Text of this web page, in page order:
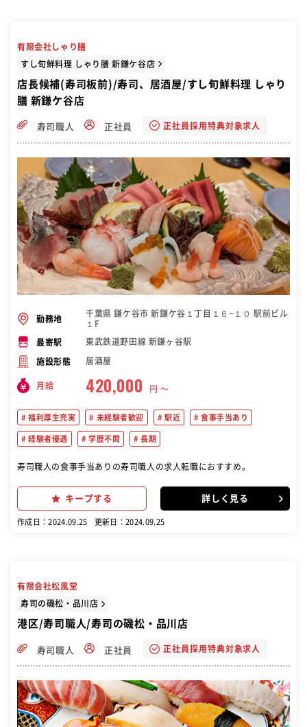
有限会社しゃり膳
すし旬鮮料理 しゃり膳 新鎌ケ谷店
店長候補(寿司板前)/寿司、居酒屋/すし旬鮮料理 しゃり
膳 新鎌ケ谷店
寿司職人 正社員 正社員採用特典対象求人
勤務地
千葉県 鎌ケ谷市 新鎌ケ谷１丁目１６−１０ 駅前ビル
１F
最寄駅 東武鉄道野田線 新鎌ヶ谷駅
施設形態 居酒屋
月給 420,000 円 〜
福利厚生充実 未経験者歓迎 駅近 食事手当あり
経験者優遇 学歴不問 長期
寿司職人の食事手当ありの寿司職人の求人転職におすすめ。
キープする 詳しく見る
作成日：2024.09.25 更新日：2024.09.25
有限会社松風堂
寿司の磯松・品川店
港区/寿司職人/寿司の磯松・品川店
寿司職人 正社員 正社員採用特典対象求人